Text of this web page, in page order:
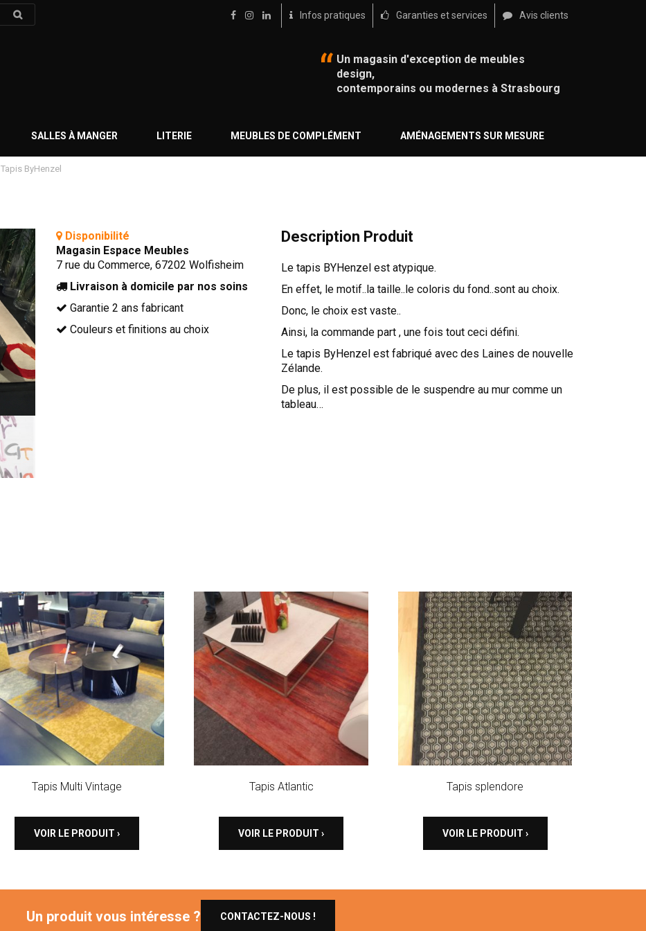
Infos pratiques Garanties et services Avis clients
Un magasin d'exception de meubles
design,
contemporains ou modernes à Strasbourg
SALLES À MANGER LITERIE MEUBLES DE COMPLÉMENT AMÉNAGEMENTS SUR MESURE
Tapis ByHenzel
Disponibilité
Magasin Espace Meubles
7 rue du Commerce, 67202 Wolfisheim
Livraison à domicile par nos soins
Garantie 2 ans fabricant
Couleurs et finitions au choix
Description Produit
Le tapis BYHenzel est atypique.
En effet, le motif..la taille..le coloris du fond..sont au choix.
Donc, le choix est vaste..
Ainsi, la commande part , une fois tout ceci défini.
Le tapis ByHenzel est fabriqué avec des Laines de nouvelle
Zélande.
De plus, il est possible de le suspendre au mur comme un
tableau…
Tapis Multi Vintage
VOIR LE PRODUIT ›
Tapis Atlantic
VOIR LE PRODUIT ›
Tapis splendore
VOIR LE PRODUIT ›
Un produit vous intéresse ? CONTACTEZ-NOUS !